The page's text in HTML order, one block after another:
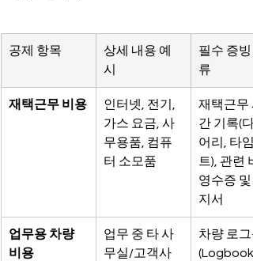
공제 항목
상세 내용 예
시
필수 증빙
류
재택근무 비용
인터넷, 전기,
가스 요금, 사
무용품, 컴퓨
터 소모품
재택근무
간 기록(다
어리, 타임
트), 관련
영수증 및
지서
업무용 차량
비용
업무 중 타 사
무실/고객사
차량 로그